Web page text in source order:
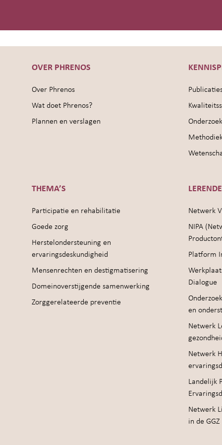
OVER PHRENOS
Over Phrenos
Wat doet Phrenos?
Plannen en verslagen
THEMA’S
Participatie en rehabilitatie
Goede zorg
Herstelondersteuning en
ervaringsdeskundigheid
Mensenrechten en destigmatisering
Domeinoverstijgende samenwerking
Zorggerelateerde preventie
Netwerk
NIPA
Platform
Dialogue
en
Netwerk
Netwerk
Landelijk
Netwerk
in de GGZ